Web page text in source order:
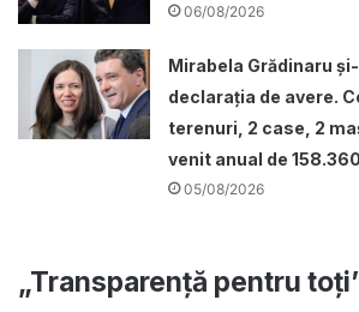
06/08/2026
Mirabela Grădinaru
declarația de avere.
terenuri, 2 case, 2
venit anual de
05/08/2026
„Transparență pentru